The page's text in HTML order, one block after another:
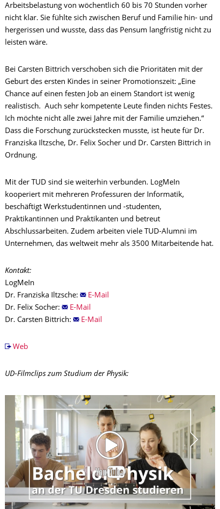
Arbeitsbelastung von wöchentlich 60 bis 70 Stunden vorher
nicht klar. Sie fühlte sich zwischen Beruf und Familie hin- und
hergerissen und wusste, dass das Pensum langfristig nicht zu
leisten wäre.
Bei Carsten Bittrich verschoben sich die Prioritäten mit der
Geburt des ersten Kindes in seiner Promotionszeit: „Eine
Chance auf einen festen Job an einem Standort ist wenig
realistisch. Auch sehr kompetente Leute finden nichts Festes.
Ich möchte nicht alle zwei Jahre mit der Familie umziehen.“
Dass die Forschung zurückstecken musste, ist heute für Dr.
Franziska Iltzsche, Dr. Felix Socher und Dr. Carsten Bittrich in
Ordnung.
Mit der TUD sind sie weiterhin verbunden. LogMeIn
kooperiert mit mehreren Professuren der Informatik,
beschäftigt Werkstudentinnen und -studenten,
Praktikantinnen und Praktikanten und betreut
Abschlussarbeiten. Zudem arbeiten viele TUD-Alumni im
Unternehmen, das weltweit mehr als 3500 Mitarbeitende hat.
Kontakt:
LogMeIn
Dr. Franziska Iltzsche:
E-Mail
Dr. Felix Socher:
E-Mail
Dr. Carsten Bittrich:
E-Mail
Web
UD-Filmclips zum Studium der Physik: